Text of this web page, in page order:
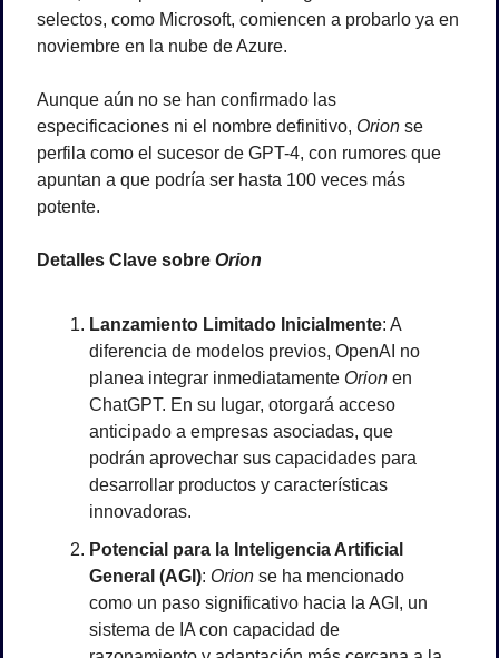
selectos, como Microsoft, comiencen a probarlo ya en
noviembre en la nube de Azure.
Aunque aún no se han confirmado las
especificaciones ni el nombre definitivo, Orion se
perfila como el sucesor de GPT-4, con rumores que
apuntan a que podría ser hasta 100 veces más
potente.
Detalles Clave sobre Orion
Lanzamiento Limitado Inicialmente: A
diferencia de modelos previos, OpenAI no
planea integrar inmediatamente Orion en
ChatGPT. En su lugar, otorgará acceso
anticipado a empresas asociadas, que
podrán aprovechar sus capacidades para
desarrollar productos y características
innovadoras.
Potencial para la Inteligencia Artificial
General (AGI): Orion se ha mencionado
como un paso significativo hacia la AGI, un
sistema de IA con capacidad de